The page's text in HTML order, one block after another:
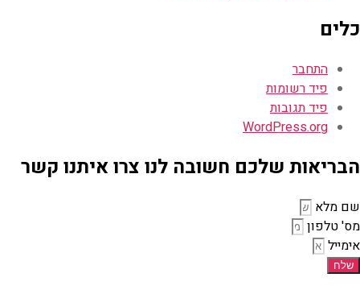
כלים
התחבר
פיד רשומות
פיד תגובות
WordPress.org
הבריאות שלכם חשובה לנו צרו איתנו קשר
שם מלא
מס' טלפון
אימייל
שלח